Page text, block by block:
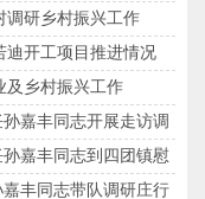
调研乡村振兴工作
迪开工项目推进情况
及乡村振兴工作
嘉丰同志开展走访调
嘉丰同志到四团镇慰
丰同志带队调研庄行